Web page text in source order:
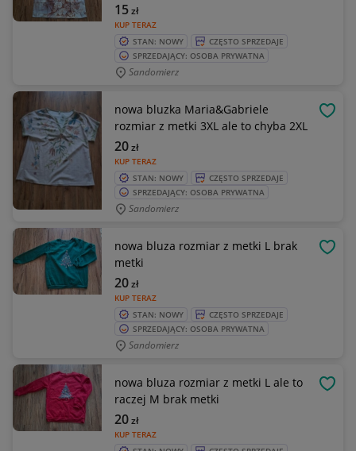
KUP TERAZ
15zł
STAN: NOWY
CZĘSTO SPRZEDAJE
SPRZEDAJĄCY: OSOBA PRYWATNA
Sandomierz
nowa bluzka Maria&Gabriele
rozmiar z metki 3XL ale to chyba 2XL
KUP TERAZ
20zł
STAN: NOWY
CZĘSTO SPRZEDAJE
SPRZEDAJĄCY: OSOBA PRYWATNA
Sandomierz
nowa bluza rozmiar z metki L brak
metki
KUP TERAZ
20zł
STAN: NOWY
CZĘSTO SPRZEDAJE
SPRZEDAJĄCY: OSOBA PRYWATNA
Sandomierz
nowa bluza rozmiar z metki L ale to
raczej M brak metki
KUP TERAZ
20zł